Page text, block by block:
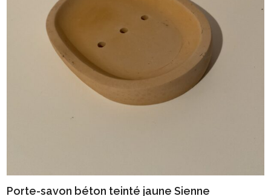
Porte-savon béton teinté jaune Sienne